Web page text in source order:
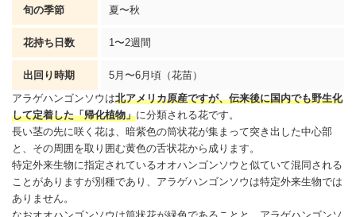
旬の季節 夏〜秋
花持ち日数 1〜2週間
出回り時期
5月〜6月頃（花苗）
アラゲハンゴンソウは北アメリカ原産ですが、伝来後に国内でも野生化
して定着した「帰化植物」に分類される花です。
長い茎の先に咲く花は、暗紫色の筒状花が集まって突き出した中心部
と、その周囲を取り囲む黄色の舌状花から成ります。
特定外来生物に指定されているオオハンゴンソウと似ていて混同される
ことがありますが別種であり、アラゲハンゴンソウは特定外来生物では
ありません。